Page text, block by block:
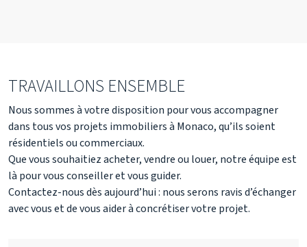
TRAVAILLONS ENSEMBLE
Nous sommes à votre disposition pour vous accompagner
dans tous vos projets immobiliers à Monaco, qu’ils soient
résidentiels ou commerciaux.
Que vous souhaitiez acheter, vendre ou louer, notre équipe est
là pour vous conseiller et vous guider.
Contactez-nous dès aujourd’hui : nous serons ravis d’échanger
avec vous et de vous aider à concrétiser votre projet.